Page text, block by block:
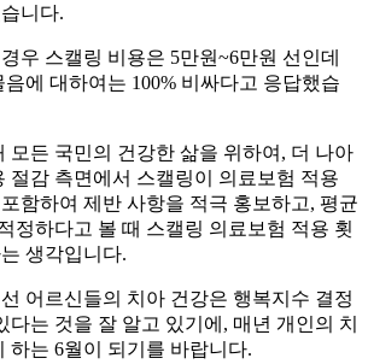
니다.
우 스캘링 비용은 5만원~6만원 선인데
에 대하여는 100% 비싸다고 응답했습
모든 국민의 건강한 삶을 위하여, 더 나아
절감 측면에서 스캘링이 의료보험 적용
함하여 제반 사항을 적극 홍보하고, 평균
정하다고 볼 때 스캘링 의료보험 적용 횟
생각입니다.
어르신들의 치아 건강은 행복지수 결정
다는 것을 잘 알고 있기에, 매년 개인의 치
하는 6월이 되기를 바랍니다.